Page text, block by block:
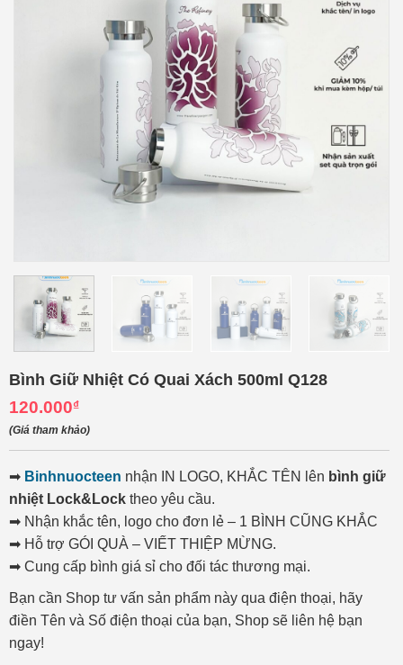
Bình Giữ Nhiệt Có Quai Xách 500ml Q128
120.000₫
(Giá tham khảo)
➡ Binhnuocteen nhận IN LOGO, KHẮC TÊN lên bình giữ
nhiệt Lock&Lock theo yêu cầu.
➡ Nhận khắc tên, logo cho đơn lẻ – 1 BÌNH CŨNG KHẮC
➡ Hỗ trợ GÓI QUÀ – VIẾT THIỆP MỪNG.
➡ Cung cấp bình giá sỉ cho đối tác thương mại.
Bạn cần Shop tư vấn sản phẩm này qua điện thoại, hãy
điền Tên và Số điện thoại của bạn, Shop sẽ liên hệ bạn
ngay!